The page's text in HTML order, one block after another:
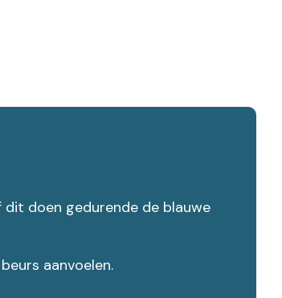
dit doen gedurende de blauwe
aanvoelen.